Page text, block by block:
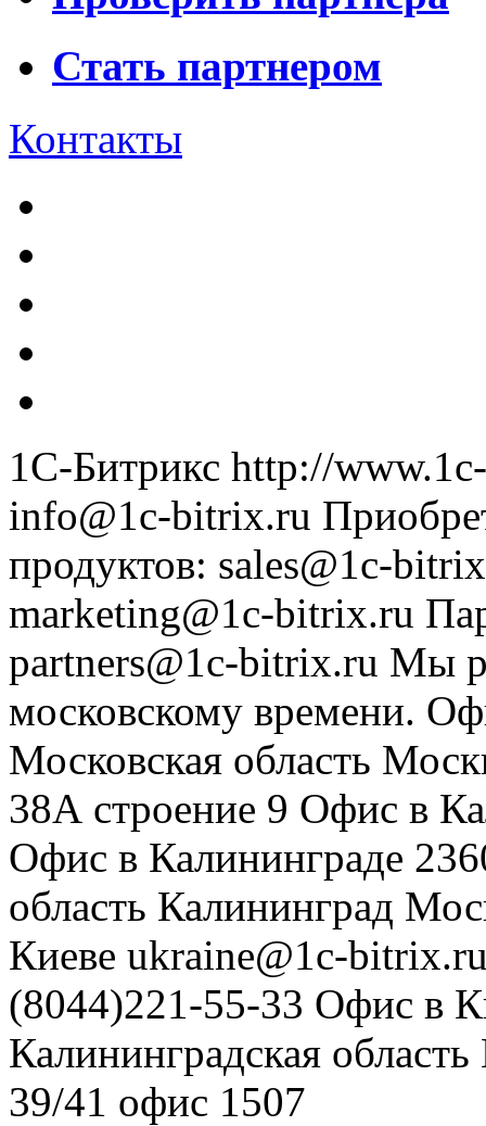
Стать партнером
Контакты
1С-Битрикс http://
info@1c-bitrix.ru
продуктов: sales@1c-
marketing@1c-bitrix.ru
partners@1c-bitrix.ru Мы
московскому времени.
Московская область
38А строение 9 Офис в
Офис в Калининграде
область Калининград
Киеве ukraine@1c-
(8044)221-55-33 Офис в
Калининградская область
39/41 офис 1507